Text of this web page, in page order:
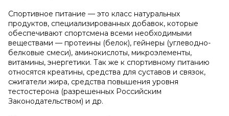
Спортивное питание — это класс натуральных
продуктов, специализированных добавок, которые
обеспечивают спортсмена всеми необходимыми
веществами — протеины (белок), гейнеры (углеводно-
белковые смеси), аминокислоты, микроэлементы,
витамины, энергетики. Так же к спортивному питанию
относятся креатины, средства для суставов и связок,
сжигатели жира, средства повышения уровня
тестостерона (разрешенных Российским
Законодательством) и др.